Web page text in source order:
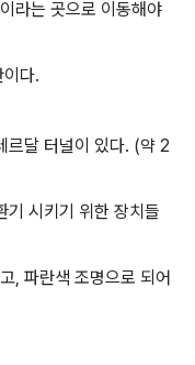
라는 곳으로 이동해야
다.
르달 터널이 있다. (약 2
기 시키기 위한 장치들
, 파란색 조명으로 되어